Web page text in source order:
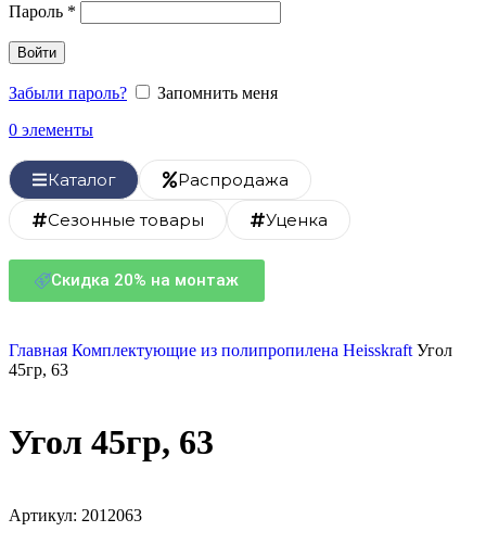
Пароль *
Войти
Забыли пароль?
Запомнить меня
0 элементы
Каталог
Распродажа
Сезонные товары
Уценка
Скидка 20% на монтаж
Главная Комплектующие из полипропилена Heisskraft Угол
45гр, 63
Угол 45гр, 63
Артикул: 2012063